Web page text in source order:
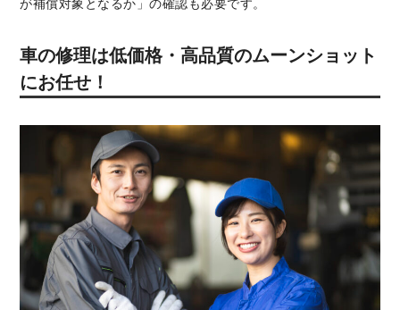
が補償対象となるか」の確認も必要です。
車の修理は低価格・高品質のムーンショット
にお任せ！